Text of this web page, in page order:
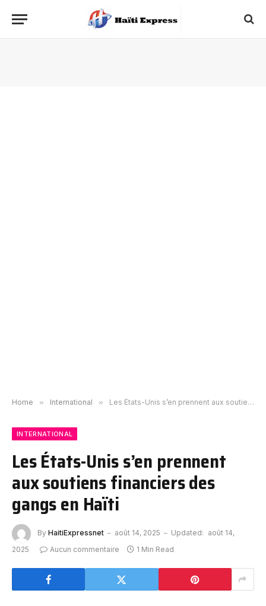
Home » International » Les États-Unis s’en prennent aux soutiens financiers des gangs en Haïti
INTERNATIONAL
Les États-Unis s’en prennent
aux soutiens financiers des
gangs en Haïti
By HaitiExpressnet août 14, 2025 Updated: août 14,
2025
Aucun commentaire 1 Min Read